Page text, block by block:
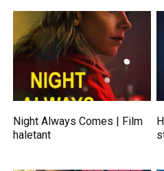
Night Always Comes | Film
haletant